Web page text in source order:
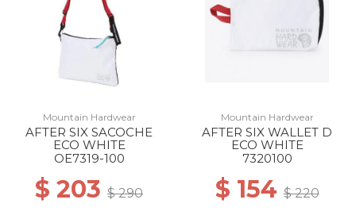
Mountain Hardwear
AFTER SIX SACOCHE
ECO WHITE
OE7319-100
$ 203 $ 290
Mountain Hardwear
AFTER SIX WALLET D
ECO WHITE
7320100
$ 154$ 220